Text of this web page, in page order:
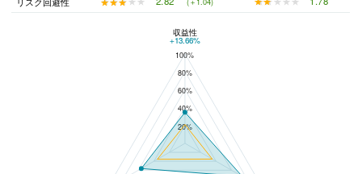
100%
80%
60%
40%
20%
収益性
+13.66%